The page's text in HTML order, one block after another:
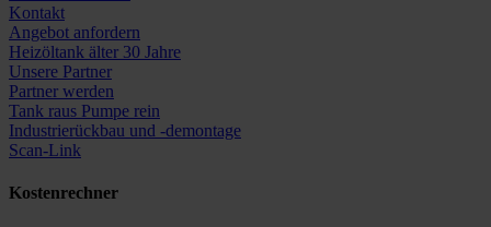
Kontakt
Angebot anfordern
Heizöltank älter 30 Jahre
Unsere Partner
Partner werden
Tank raus Pumpe rein
Industrierückbau und -demontage
Scan-Link
Kostenrechner